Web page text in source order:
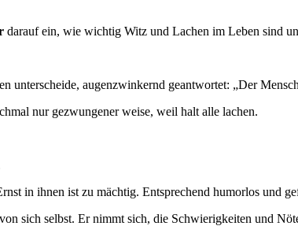
darauf ein, wie wichtig Witz und Lachen im Leben sind
augenzwinkernd geantwortet: „Der
nur gezwungener weise, weil halt alle lachen.
in ihnen ist zu mächtig. Entsprechend humorlos und
sich selbst. Er nimmt sich, die Schwierigkeiten und